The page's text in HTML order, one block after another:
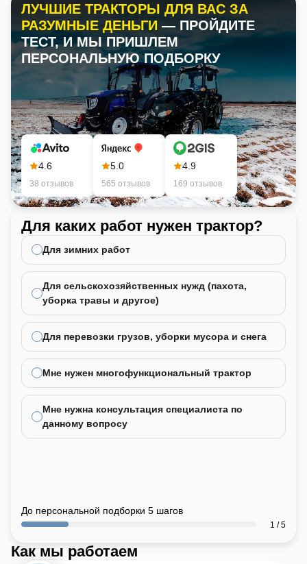
ЛУЧШИЕ ТРАКТОРЫ ДЛЯ ВАС ЗА
РАЗУМНЫЕ ДЕНЬГИ — ПРОЙДИТЕ
ТЕСТ, И МЫ ПРИШЛЕМ
ПЕРСОНАЛЬНУЮ ПОДБОРКУ
4.6
38 отзывов
5.0
565 отзывов
4.9
169 отзывов
Для каких работ нужен трактор?
Для зимних работ
Для сельскохозяйственных нужд (пахота,
уборка травы и другое)
Для перевозки грузов, уборки мусора и снега
Мне нужен многофункциональный трактор
Мне нужна консультация специалиста по
данному вопросу
До персональной подборки 5 шагов
1 / 5
Как мы работаем